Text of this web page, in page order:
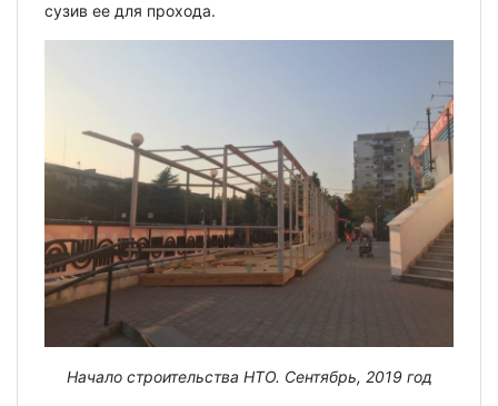
сузив ее для прохода.
Начало строительства НТО. Сентябрь, 2019 год